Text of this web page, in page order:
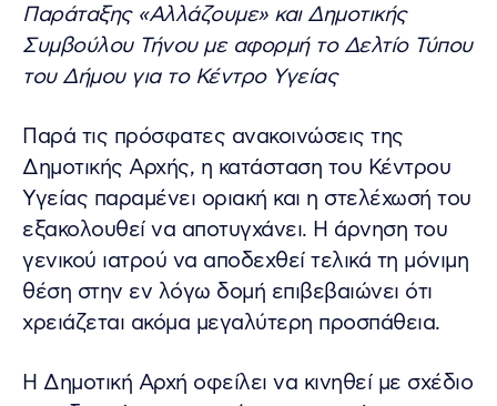
Παράταξης «Αλλάζουμε» και Δημοτικής
Συμβούλου Τήνου με αφορμή το Δελτίο Τύπου
του Δήμου για το Κέντρο Υγείας
Παρά τις πρόσφατες ανακοινώσεις της
Δημοτικής Αρχής, η κατάσταση του Κέντρου
Υγείας παραμένει οριακή και η στελέχωσή του
εξακολουθεί να αποτυγχάνει. Η άρνηση του
γενικού ιατρού να αποδεχθεί τελικά τη μόνιμη
θέση στην εν λόγω δομή επιβεβαιώνει ότι
χρειάζεται ακόμα μεγαλύτερη προσπάθεια.
Η Δημοτική Αρχή οφείλει να κινηθεί με σχέδιο